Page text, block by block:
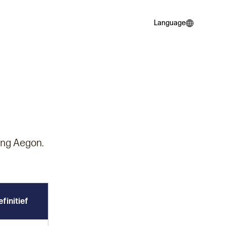
Language
Language
Aegon.